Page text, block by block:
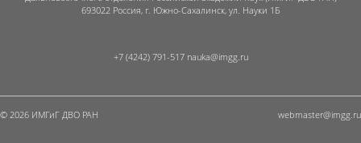
693022 Россия, г. Южно-Сахалинск, ул. Науки 1Б
+7 (4242) 791-517
© 2026 ИМГиГ ДВО РАН